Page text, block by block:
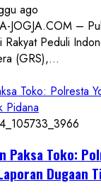
ago
JOGJA.COM –
Peduli
(GRS),...
Toko: Polresta
Pidana
Paksa Toko:
Dugaan